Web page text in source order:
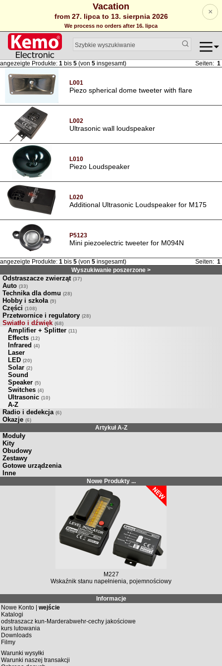
Vacation
from 27. lipca to 13. sierpnia 2026
We process no orders after 16. lipca
×
angezeigte Produkte: 1 bis 5 (von 5 insgesamt) Seiten: 1
L001
Piezo spherical dome tweeter with flare
L002
Ultrasonic wall loudspeaker
L010
Piezo Loudspeaker
L020
Additional Ultrasonic Loudspeaker for M175
P5123
Mini piezoelectric tweeter for M094N
angezeigte Produkte: 1 bis 5 (von 5 insgesamt) Seiten: 1
Wyszukiwanie poszerzone >
Odstraszacze zwierząt (37)
Auto (33)
Technika dla domu (28)
Hobby i szkoła (9)
Części (108)
Przetwornice i regulatory (28)
Swiatło i dźwięk (68)
Amplifier + Splitter (11)
Effects (12)
Infrared (4)
Laser
LED (20)
Solar (2)
Sound
Speaker (5)
Switches (4)
Ultrasonic (10)
A-Z
Radio i dedekcja (6)
Okazje (6)
Artykuł A-Z
Moduły
Kity
Obudowy
Zestawy
Gotowe urządzenia
Inne
Nowe Produkty ...
M227
Wskaźnik stanu napełnienia, pojemnościowy
Informacje
Nowe Konto | wejście
Katalogi
odstraszacz kun-Marderabwehr-cechy jakościowe
kurs lutowania
Downloads
Filmy
Warunki wysyłki
Warunki naszej transakcji